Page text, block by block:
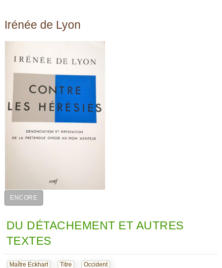
Irénée de Lyon
ENCORE
DU DÉTACHEMENT ET AUTRES
TEXTES
Maître Eckhart Titre Occident